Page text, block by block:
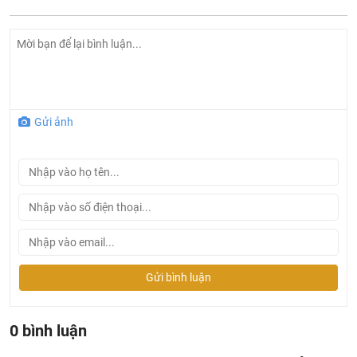
>>>Có thể bạn quan tâm:
Gửi ảnh
Gửi bình luận
0 bình luận